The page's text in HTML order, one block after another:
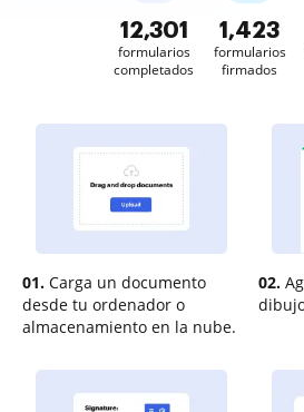
12,303
formularios
completados
1,424
formularios
firmados
01. Carga un documento
desde tu ordenador o
almacenamiento en la nube.
02.